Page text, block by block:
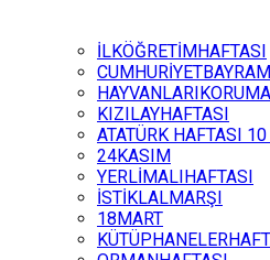
İLKÖĞRETİMHAFTASI
KIZILAYHAFTASI
ATATÜRK HAFTASI
24KASIM
YERLİMALIHAFTASI
İSTİKLALMARŞI
18MART